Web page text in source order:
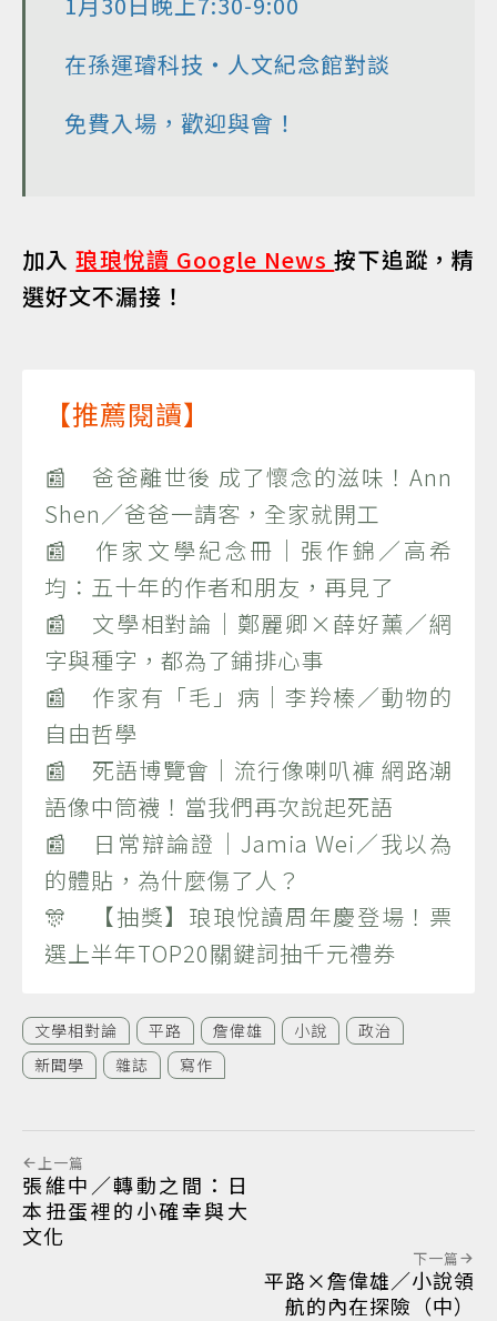
在孫運璿科技‧人文紀念館對談
免費入場，歡迎與會！
加入琅琅悅讀 Google News按下追蹤，精
選好文不漏接！
【推薦閱讀】
📰 爸爸離世後 成了懷念的滋味！Ann
Shen／爸爸一請客，全家就開工
📰 作家文學紀念冊｜張作錦／高希
均：五十年的作者和朋友，再見了
📰 文學相對論｜鄭麗卿×薛好薰／網
字與種字，都為了鋪排心事
📰 作家有「毛」病｜李羚榛／動物的
自由哲學
📰 死語博覽會｜流行像喇叭褲 網路潮
語像中筒襪！當我們再次說起死語
📰 日常辯論證｜Jamia Wei／我以為
的體貼，為什麼傷了人？
🎊 【抽獎】琅琅悅讀周年慶登場！票
選上半年TOP20關鍵詞抽千元禮券
文學相對論 平路 詹偉雄 小說
政治
新聞學
雜誌 寫作
上一篇
張維中／轉動之間：日
本扭蛋裡的小確幸與大
文化
下一篇
平路×詹偉雄／小說領
航的內在探險（中）